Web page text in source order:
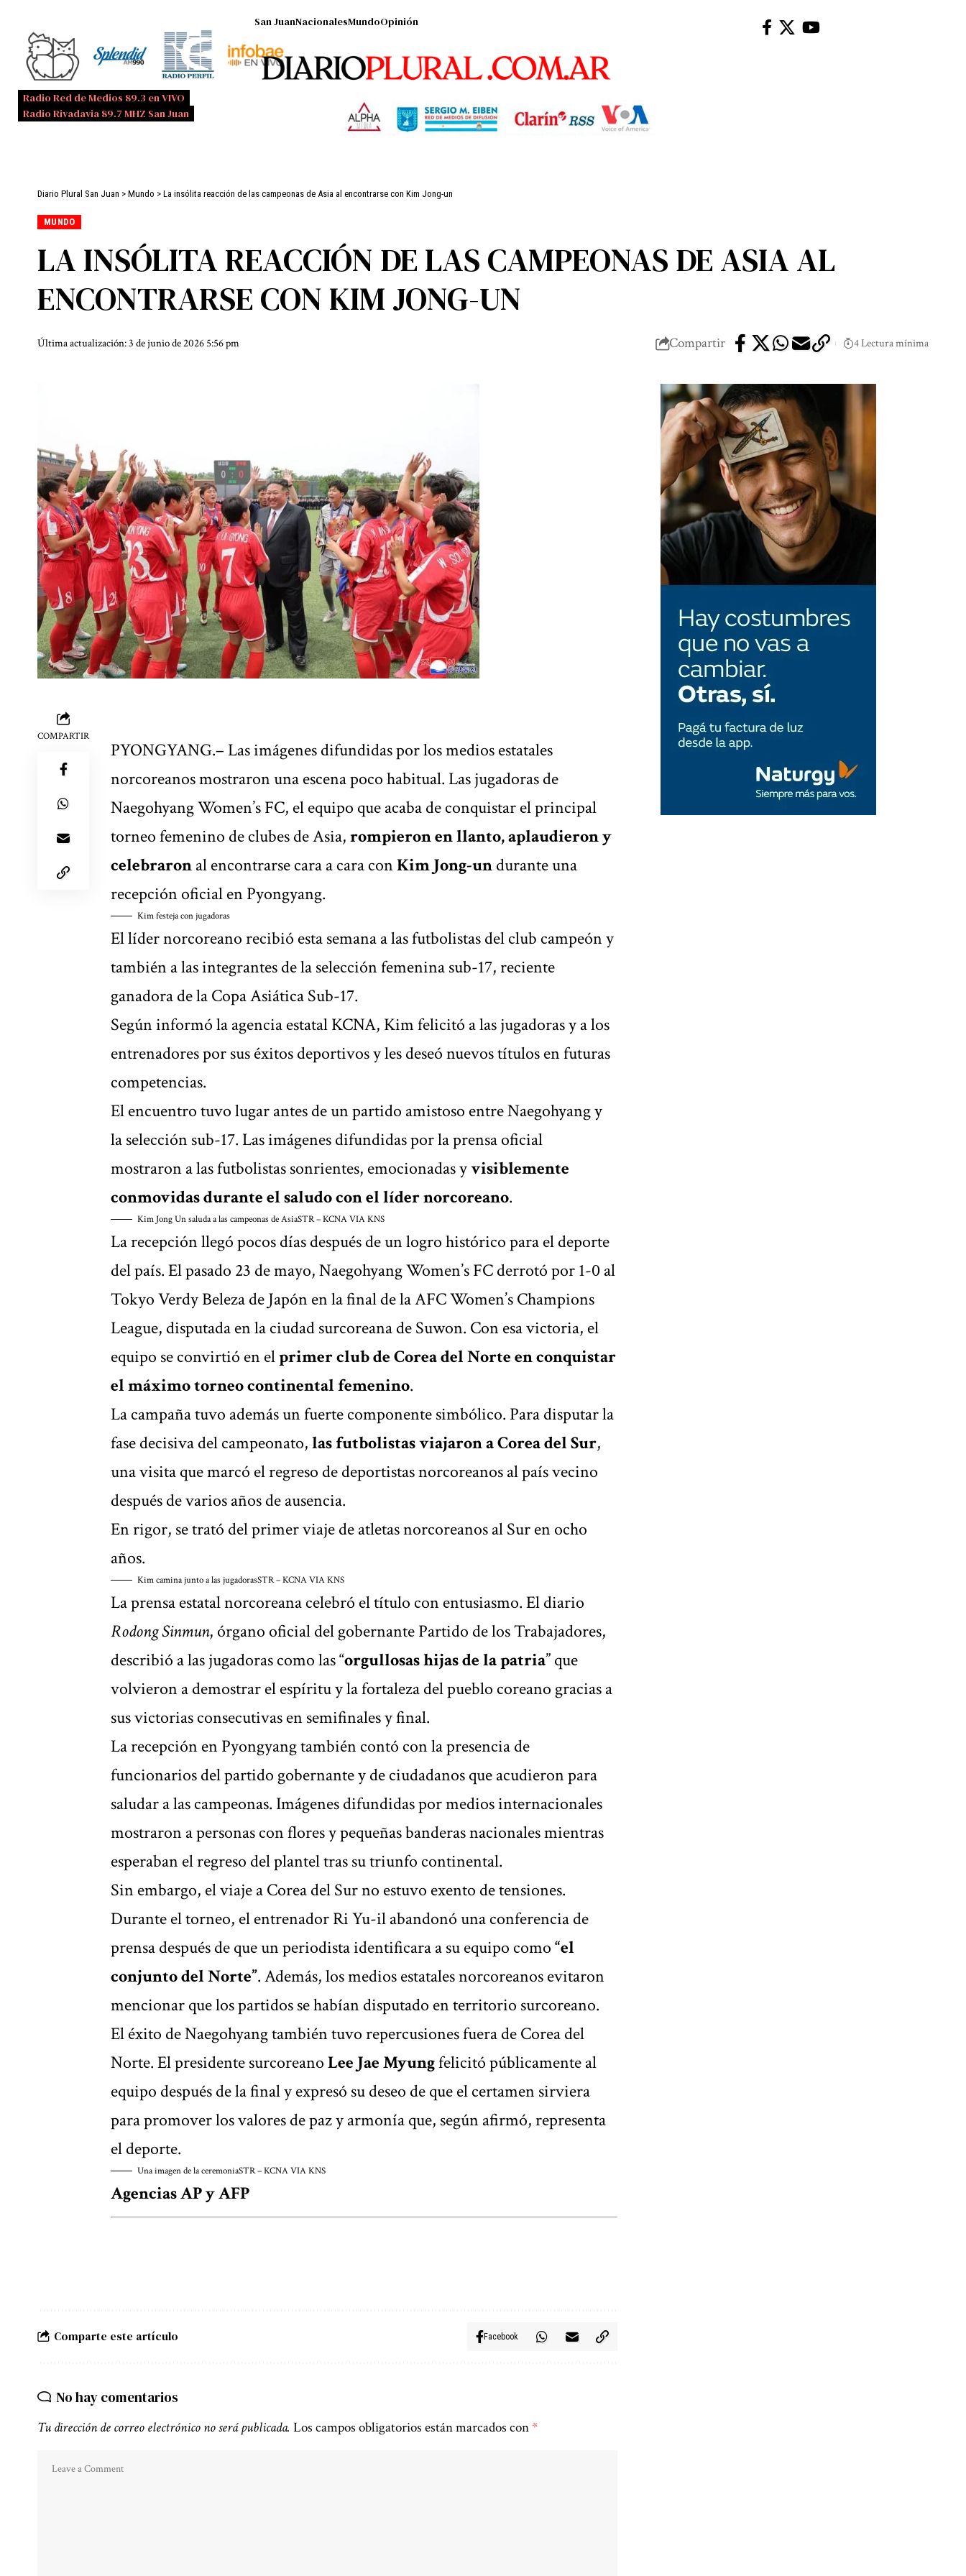
Radio Red de Medios 89.3 en VIVO
Radio Rivadavia 89.7 MHZ San Juan
San JuanNacionalesMundoOpinión
Diario Plural San Juan > Mundo > La insólita reacción de las campeonas de Asia al encontrarse con Kim Jong-un
MUNDO
LA INSÓLITA REACCIÓN DE LAS CAMPEONAS DE ASIA AL
ENCONTRARSE CON KIM JONG-UN
Última actualización: 3 de junio de 2026 5:56 pm Compartir 4 Lectura mínima
COMPARTIR
PYONGYANG.– Las imágenes difundidas por losmedios estatales
norcoreanosmostraron una escena poco habitual. Las jugadoras de
Naegohyang Women’s FC, el equipo que acaba de conquistar el principal
torneo femenino de clubes de Asia,rompieron en llanto, aplaudieron y
celebraronal encontrarse cara a cara conKim Jong-undurante una
recepción oficial en Pyongyang.
Kim festeja con jugadoras
El líder norcoreano recibió esta semana a las futbolistas del club campeón y
también a las integrantes de la selección femenina sub-17, reciente
ganadora de la Copa Asiática Sub-17.
Según informó la agencia estatal KCNA, Kim felicitó a las jugadoras y a los
entrenadores por sus éxitos deportivos y les deseó nuevos títulos en futuras
competencias.
El encuentro tuvo lugar antes de un partido amistoso entre Naegohyang y
la selección sub-17. Las imágenes difundidas por la prensa oficial
mostraron a las futbolistas sonrientes, emocionadas yvisiblemente
conmovidas durante el saludo con el líder norcoreano.
Kim Jong Un saluda a las campeonas de AsiaSTR – KCNA VIA KNS
La recepción llegó pocos días después de un logro histórico para el deporte
del país. El pasado 23 de mayo, Naegohyang Women’s FC derrotó por 1-0 al
Tokyo Verdy Beleza de Japón en la final de la AFC Women’s Champions
League, disputada en la ciudad surcoreana de Suwon. Con esa victoria, el
equipo se convirtió en elprimer club de Corea del Norteen conquistar
el máximo torneo continental femenino.
La campaña tuvo además un fuerte componente simbólico. Para disputar la
fase decisiva del campeonato,las futbolistas viajaron aCorea del Sur,
una visita que marcó el regreso de deportistas norcoreanos al país vecino
después de varios años de ausencia.
En rigor, se trató del primer viaje de atletas norcoreanos al Sur en ocho
años.
Kim camina junto a las jugadorasSTR – KCNA VIA KNS
La prensa estatal norcoreana celebró el título con entusiasmo. El diario
Rodong Sinmun, órgano oficial del gobernante Partido de los Trabajadores,
describió a las jugadoras como las “orgullosas hijas de la patria” que
volvieron a demostrar el espíritu y la fortaleza del pueblo coreano gracias a
sus victorias consecutivas en semifinales y final.
La recepción en Pyongyang también contó con la presencia de
funcionarios del partido gobernante y de ciudadanos que acudieron para
saludar a las campeonas. Imágenes difundidas por medios internacionales
mostraron a personas con flores y pequeñas banderas nacionales mientras
esperaban el regreso del plantel tras su triunfo continental.
Sin embargo, el viaje a Corea del Sur no estuvo exento de tensiones.
Durante el torneo, el entrenador Ri Yu-il abandonó una conferencia de
prensa después de que un periodista identificara a su equipo como“el
conjunto del Norte”. Además, los medios estatales norcoreanos evitaron
mencionar que los partidos se habían disputado en territorio surcoreano.
El éxito de Naegohyang también tuvo repercusiones fuera de Corea del
Norte. El presidente surcoreanoLee Jae Myungfelicitó públicamente al
equipo después de la final y expresó su deseo de que el certamen sirviera
para promover los valores de paz y armonía que, según afirmó, representa
el deporte.
Una imagen de la ceremoniaSTR – KCNA VIA KNS
Agencias AP y AFP
Comparte este artículo Facebook
No hay comentarios
Tu dirección de correo electrónico no será publicada. Los campos obligatorios están marcados con*